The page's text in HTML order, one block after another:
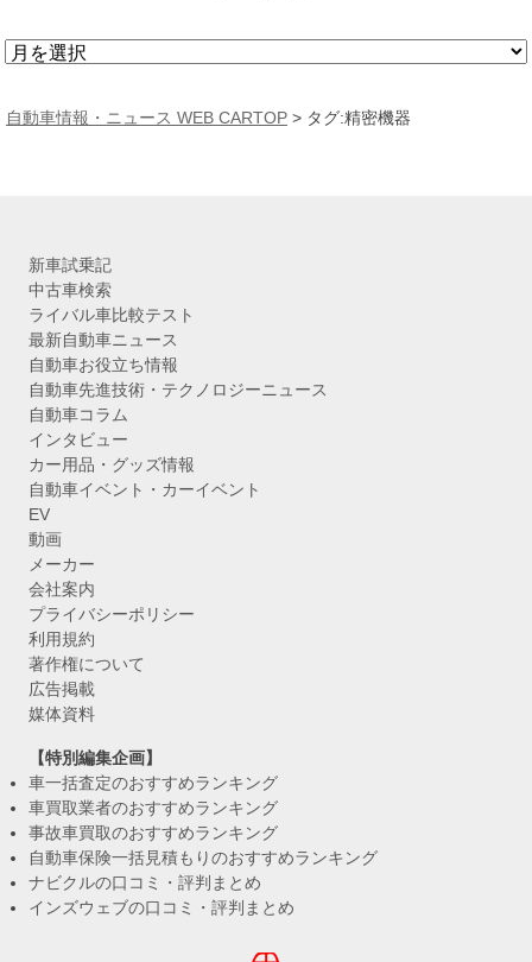
ア
カ
自動車情報・ニュース WEB CARTOP > タグ:精密機器
新車試乗記
中古車検索
ライバル車比較テスト
最新自動車ニュース
自動車お役立ち情報
自動車先進技術・テクノロジーニュース
自動車コラム
インタビュー
カー用品・グッズ情報
自動車イベント・カーイベント
EV
動画
メーカー
会社案内
プライバシーポリシー
利用規約
著作権について
広告掲載
媒体資料
【特別編集企画】
車一括査定のおすすめランキング
車買取業者のおすすめランキング
事故車買取のおすすめランキング
自動車保険一括見積もりのおすすめランキング
ナビクルの口コミ・評判まとめ
インズウェブの口コミ・評判まとめ